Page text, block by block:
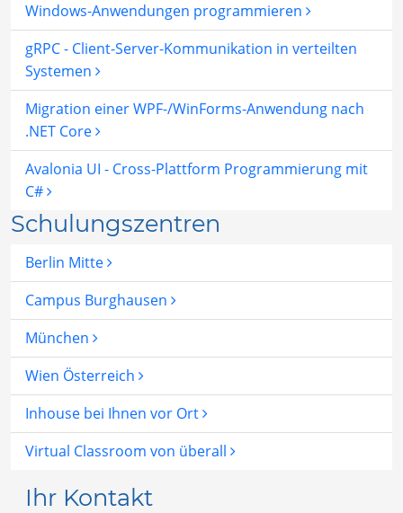
Windows-Anwendungen programmieren
gRPC - Client-Server-Kommunikation in verteilten
Systemen
Migration einer WPF-/WinForms-Anwendung nach
.NET Core
Avalonia UI - Cross-Plattform Programmierung mit
C#
Schulungszentren
Berlin Mitte
Campus Burghausen
München
Wien Österreich
Inhouse bei Ihnen vor Ort
Virtual Classroom von überall
Ihr Kontakt